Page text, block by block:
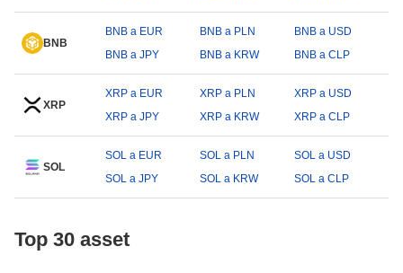
BNB
BNB a EUR BNB a PLN
BNB a USD
BNB a JPY
BNB a KRW BNB a CLP
XRP
XRP a EUR XRP a PLN
XRP a USD
XRP a JPY
XRP a KRW XRP a CLP
SOL
SOL a EUR SOL a PLN
SOL a USD
SOL a JPY
SOL a KRW SOL a CLP
Top 30 asset